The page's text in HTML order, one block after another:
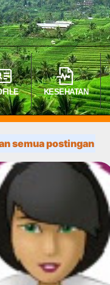
KESEHATAN
semua postingan